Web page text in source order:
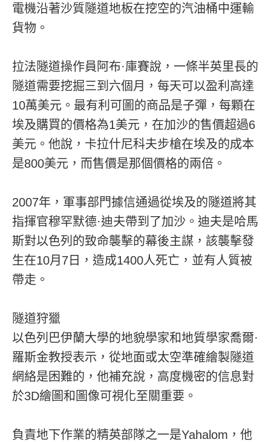
電機沿著沙質隧道地板在挖空的汽油桶中運輸
貨物。
拉法隧道操作員阿布·庫賽說，一條半英里長的
隧道需要挖掘三到六個月，每天可以盈利高達
10萬美元。最有利可圖的商品是子彈，每顆在
埃及購買的價格為1美元，在加沙的售價超過6
美元。他說，卡拉什尼科夫步槍在埃及的成本
是800美元，而售價是那個價格的兩倍。
2007年，軍事部門據信通過從埃及的隧道將其
指揮官穆罕默德·迪夫帶到了加沙。迪夫是哈馬
斯對以色列的致命襲擊的幕後主謀，該襲擊發
生在10月7日，造成1400人死亡，並有人質被
帶走。
隧道狩獵
以色列巴伊蘭大學的地貌學家和地質學家喬爾·
羅斯金教授表示，從地面或太空準確繪製隧道
網絡是困難的，他補充說，高度機密的信息對
於3D繪圖和圖像可視化至關重要。
負責地下作業的精英部隊之一是Yahalom，他